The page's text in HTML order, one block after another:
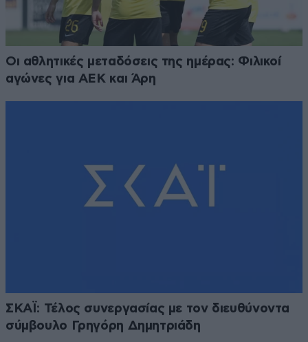
Οι αθλητικές μεταδόσεις της ημέρας: Φιλικοί
αγώνες για ΑΕΚ και Άρη
ΣΚΑΪ: Τέλος συνεργασίας με τον διευθύνοντα
σύμβουλο Γρηγόρη Δημητριάδη